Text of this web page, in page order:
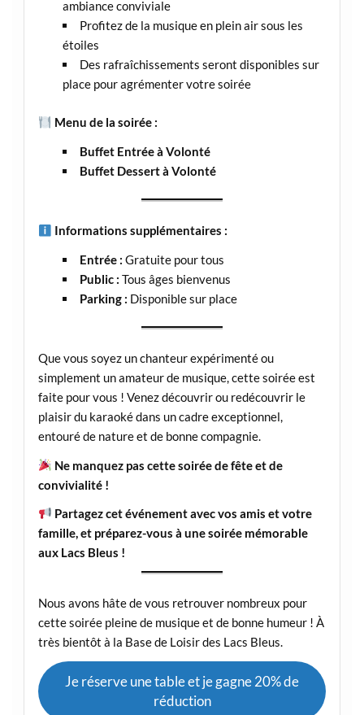
ambiance conviviale
Profitez de la musique en plein air sous les
étoiles
Des rafraîchissements seront disponibles sur
place pour agrémenter votre soirée
Menu de la soirée :
Buffet Entrée à Volonté
Buffet Dessert à Volonté
Informations supplémentaires :
Entrée : Gratuite pour tous
Public : Tous âges bienvenus
Parking : Disponible sur place
Que vous soyez un chanteur expérimenté ou
simplement un amateur de musique, cette soirée est
faite pour vous ! Venez découvrir ou redécouvrir le
plaisir du karaoké dans un cadre exceptionnel,
entouré de nature et de bonne compagnie.
Ne manquez pas cette soirée de fête et de
convivialité !
Partagez cet événement avec vos amis et votre
famille, et préparez-vous à une soirée mémorable
aux Lacs Bleus !
Nous avons hâte de vous retrouver nombreux pour
cette soirée pleine de musique et de bonne humeur ! À
très bientôt à la Base de Loisir des Lacs Bleus.
Je réserve une table et je gagne 20% de
réduction